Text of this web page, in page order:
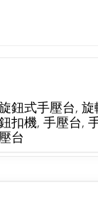
鈕式手壓台,
扣機, 手壓台,
台